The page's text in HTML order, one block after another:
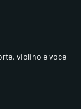
violino e voce